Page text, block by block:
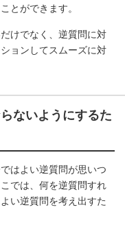
とができます。
けでなく、逆質問に対
ョンしてスムーズに対
ないようにするた
はよい逆質問が思いつ
では、何を逆質問すれ
い逆質問を考え出すた